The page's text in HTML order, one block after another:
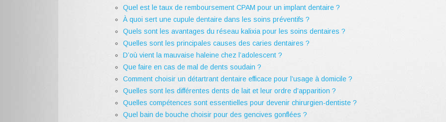
Quel est le taux de remboursement CPAM pour un implant dentaire ?
À quoi sert une cupule dentaire dans les soins préventifs ?
Quels sont les avantages du réseau kalixia pour les soins dentaires ?
Quelles sont les principales causes des caries dentaires ?
D’où vient la mauvaise haleine chez l’adolescent ?
Que faire en cas de mal de dents soudain ?
Comment choisir un détartrant dentaire efficace pour l’usage à domicile ?
Quelles sont les différentes dents de lait et leur ordre d’apparition ?
Quelles compétences sont essentielles pour devenir chirurgien-dentiste ?
Quel bain de bouche choisir pour des gencives gonflées ?